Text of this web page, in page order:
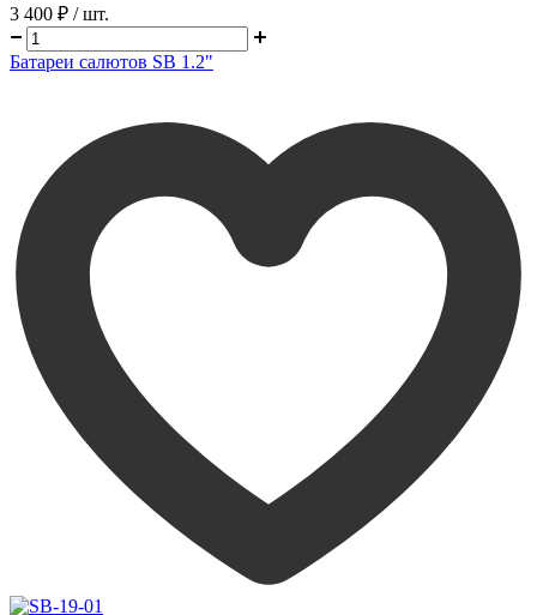
3 400 ₽ / шт.
Батареи салютов SB 1.2"